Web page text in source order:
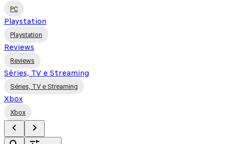
PC
Playstation
Playstation
Reviews
Reviews
Séries, TV e Streaming
Séries, TV e Streaming
Xbox
Xbox